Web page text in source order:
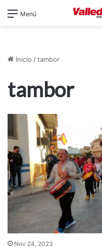
Menú
Inicio /tambor
tambor
Nov 24, 2023